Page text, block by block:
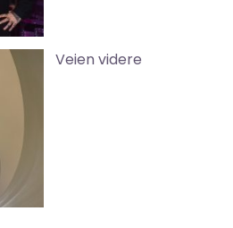
Veien videre